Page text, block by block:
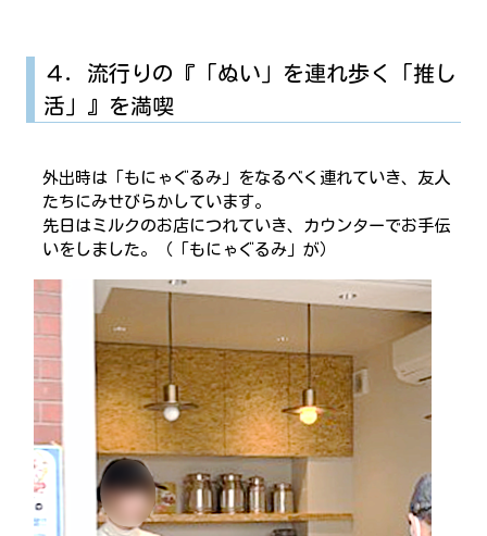
４．流行りの『「ぬい」を連れ歩く「推し
活」』を満喫
外出時は「もにゃぐるみ」をなるべく連れていき、友人
たちにみせびらかしています。
先日はミルクのお店につれていき、カウンターでお手伝
いをしました。（「もにゃぐるみ」が）